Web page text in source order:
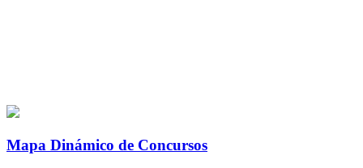
Mapa Dinámico de Concursos